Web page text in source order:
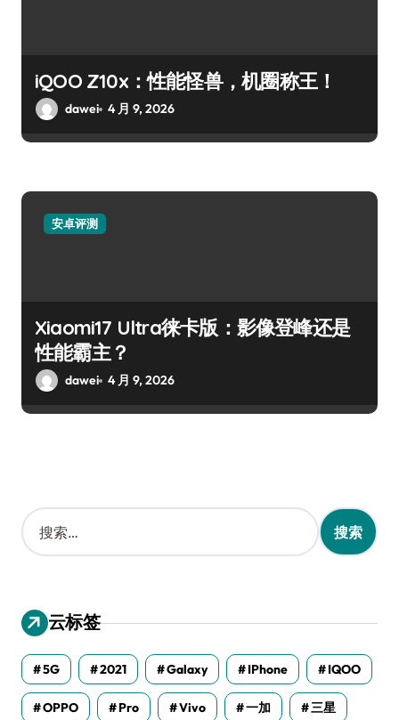
iQOO Z10x：性能怪兽，机圈称王！
dawei 4 月 9, 2026
安卓评测
Xiaomi17 Ultra徕卡版：影像登峰还是
性能霸主？
dawei 4 月 9, 2026
搜
索
：
云标签
5G 2021 Galaxy IPhone IQOO
OPPO Pro Vivo 一加 三星